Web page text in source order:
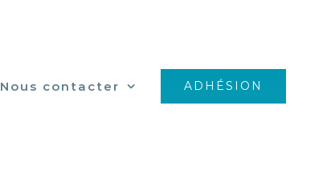
Nous contacter ADHÉSION